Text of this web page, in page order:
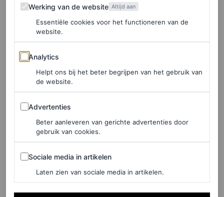
Geheime zwangerschap
Bailey en DDG (Darryl Dwayne Granberry Jr.) zijn sinds
begin 2022 een stel. Sinds die tijd verschenen de twee
enkele keren in het openbaar. Hoewel Bailey de laatste
maanden veel in de schijnwerpers heeft gestaan door haar
rollen in onder meerThe Little MermaidenThe Color
, en daarvoor ook veel
bleef haar zwangerschap onder de radar. Er gingen
echter wel geruchten dat de actrice in verwachting zou
zijn, maar dit werd nooit bevestigd.
Werking van de website
Werking van de website Altijd aan
Essentiële cookies voor het functioneren van de
website.
Analytics
Analytics
Helpt ons bij het beter begrijpen van het gebruik van
de website.
Advertenties
Advertenties
Beter aanleveren van gerichte advertenties door
gebruik van cookies.
Sociale media in artikelen
Sociale media in artikelen
Laten zien van sociale media in artikelen.